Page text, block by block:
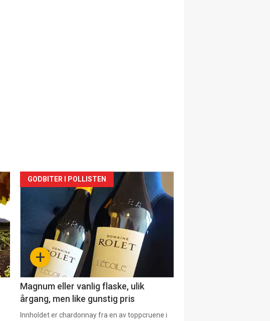
Forsiden
akkurat
nå
+
GODBITER I POLLISTEN
Magnum eller vanlig flaske, ulik
årgang, men like gunstig pris
Innholdet er chardonnay fra en av toppcruene i